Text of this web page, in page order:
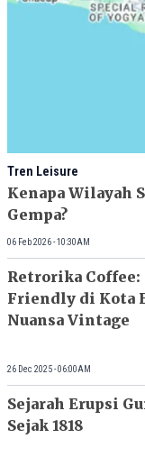
Tren Leisure
Kenapa Wilayah
Gempa?
06 Feb 2026 - 10:30AM
Retrorika Coffee:
Friendly di Kota
Nuansa Vintage
26 Dec 2025 - 06:00AM
Sejarah Erupsi
Sejak 1818